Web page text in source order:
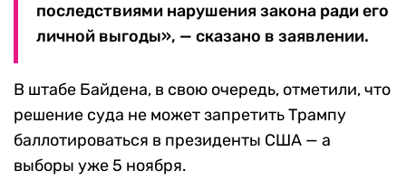
последствиями нарушения закона ради его
личной выгоды», — сказано в заявлении.
В штабе Байдена, в свою очередь, отметили, что
решение суда не может запретить Трампу
баллотироваться в президенты США — а
выборы уже 5 ноября.